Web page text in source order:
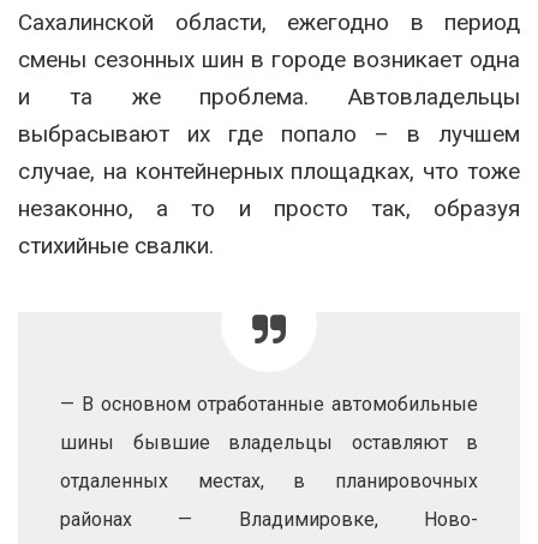
Сахалинской области, ежегодно в период
смены сезонных шин в городе возникает одна
и та же проблема. Автовладельцы
выбрасывают их где попало – в лучшем
случае, на контейнерных площадках, что тоже
незаконно, а то и просто так, образуя
стихийные свалки.
— В основном отработанные автомобильные
шины бывшие владельцы оставляют в
отдаленных местах, в планировочных
районах — Владимировке, Ново-